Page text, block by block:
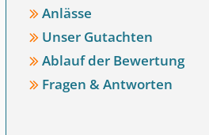
Anlässe
Unser Gutachten
Ablauf der Bewertung
Fragen & Antworten